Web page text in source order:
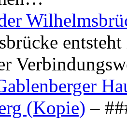
(Kopie) –